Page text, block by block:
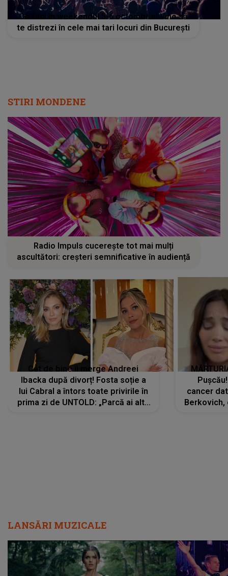
Ce faci în weekendul 5-6 octombrie! Vino să
te distrezi în cele mai tari locuri din București
STIRI MONDENE
Radio Impuls cucerește tot mai mulți
ascultători: creșteri semnificative în audiență
Cât de bine îi merge Andreei
Ibacka după divorț! Fosta soție a
lui Cabral a întors toate privirile în
prima zi de UNTOLD: „Parcă ai altă
cancer
LANSĂRI MUZICALE